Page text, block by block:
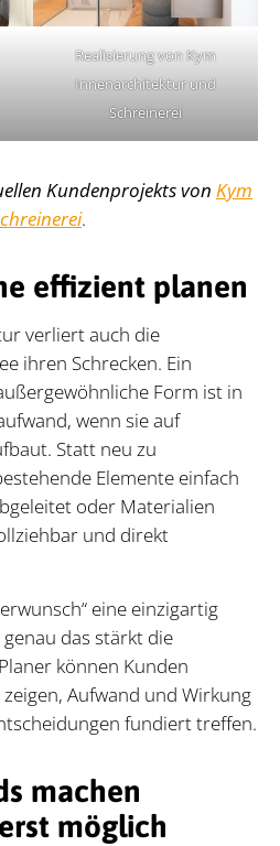
Realisierung von Kym
Innenarchitektur und
Schreinerei
Kundenprojekts von Kym
.
effizient planen
verliert auch die
ihren Schrecken. Ein
Form ist in
wenn sie auf
Statt neu zu
Elemente einfach
oder Materialien
und direkt
eine einzigartig
das stärkt die
können Kunden
Aufwand und Wirkung
fundiert treffen.
machen
möglich